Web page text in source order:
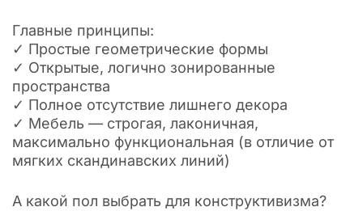
Главные принципы:
✓ Простые геометрические формы
✓ Открытые, логично зонированные
пространства
✓ Полное отсутствие лишнего декора
✓ Мебель — строгая, лаконичная,
максимально функциональная (в отличие от
мягких скандинавских линий)
А какой пол выбрать для конструктивизма?